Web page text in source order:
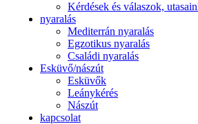
Kérdések és válaszok,
nyaralás
Mediterrán nyaralás
Egzotikus nyaralás
Családi nyaralás
Esküvő/nászút
Esküvők
Leánykérés
Nászút
kapcsolat